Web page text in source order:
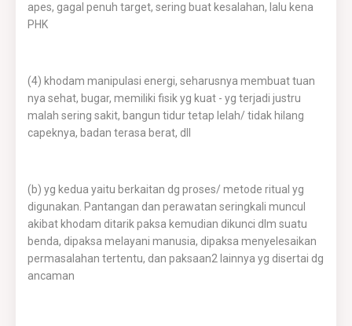
apes, gagal penuh target, sering buat kesalahan, lalu kena
PHK
(4) khodam manipulasi energi, seharusnya membuat tuan
nya sehat, bugar, memiliki fisik yg kuat - yg terjadi justru
malah sering sakit, bangun tidur tetap lelah/ tidak hilang
capeknya, badan terasa berat, dll
(b) yg kedua yaitu berkaitan dg proses/ metode ritual yg
digunakan. Pantangan dan perawatan seringkali muncul
akibat khodam ditarik paksa kemudian dikunci dlm suatu
benda, dipaksa melayani manusia, dipaksa menyelesaikan
permasalahan tertentu, dan paksaan2 lainnya yg disertai dg
ancaman